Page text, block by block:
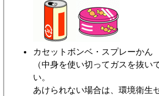
カセットボンベ・スプレーかん
（中身を使い切ってガスを抜い
い。
あけられない場合は、環境衛生